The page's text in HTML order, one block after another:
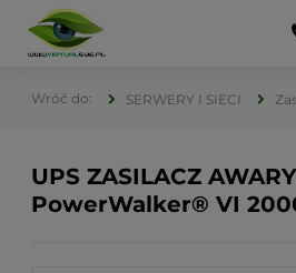
SERWERY I SIECI
UPS ZASILACZ
PowerWalker® VI